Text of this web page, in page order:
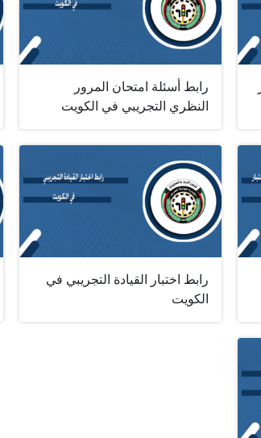
رابط أسئلة امتحان المرور
النظري التجريبي في الكويت
رابط اختبار القيادة التجريبي في
الكويت